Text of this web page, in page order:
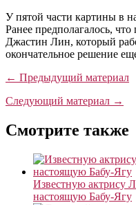
У пятой части картины в
Ранее предполагалось,
Джастин Лин, который
окончательное решение
← Предыдущий материал
Следующий материал →
Смотрите также
Известную актрису
настоящую Бабу-Ягу